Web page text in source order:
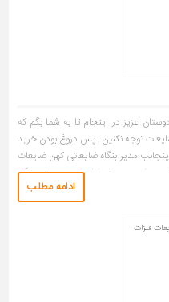
عزیز در اینجام تا به شما بگم که
توجه نکنین , پس دروغ بودن خرید
مدیر بنگاه ضایعاتی کهن ضایعات
خریدار ضایعات در تهران بنگاه
تهران مشغول به […]
ادامه مطلب